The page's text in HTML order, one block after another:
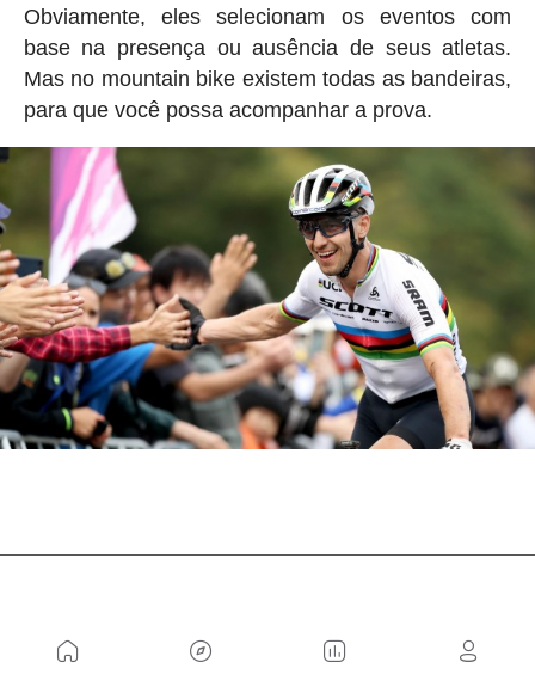
Obviamente, eles selecionam os eventos com
base na presença ou ausência de seus atletas.
Mas no mountain bike existem todas as bandeiras,
para que você possa acompanhar a prova.
Favoritos a medalhas no MTB
nas Olimpíadas de Tóquio